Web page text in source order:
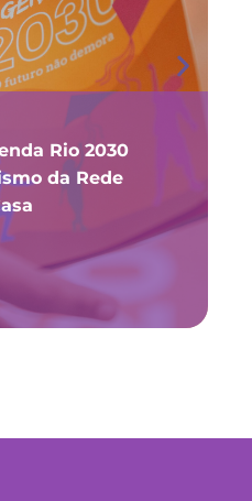
Rio 2030
da Rede